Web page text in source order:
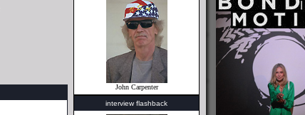
John Carpenter
interview flashback